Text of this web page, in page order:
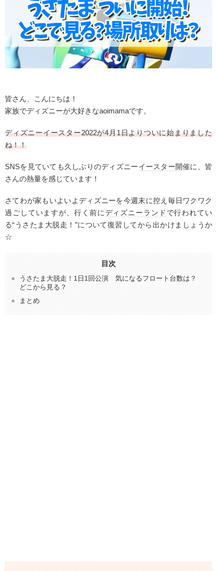
皆さん、こんにちは！
家族でディズニーが大好きなaoimamaです。
ディズニーイースター2022が4月1日よりついに始まりました
ね！！
SNSを見ていても久しぶりのディズニーイースター開催に、皆
さんの熱量を感じています！
さてわが家もいよいよディズニーを今週末に控え毎日ワクワク
過ごしていますが、行く前に ディズニーランド で行われてい
る“うさたま大脱走！”について復習してから出かけましょうか
☆
目次
うさたま大脱走！1日1回公演 気になるフロート台数は？
どこから見る？
まとめ